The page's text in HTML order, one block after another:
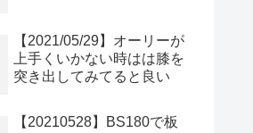
【2021/05/29】オーリーが
上手くいかない時はは膝を
突き出してみてると良い
【20210528】BS180で板